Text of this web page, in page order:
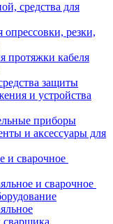
средства для
резки,
протяжки кабеля
защиты
и устройства
приборы
и аксессуары для
и сварочное
и сварочное
сварщика